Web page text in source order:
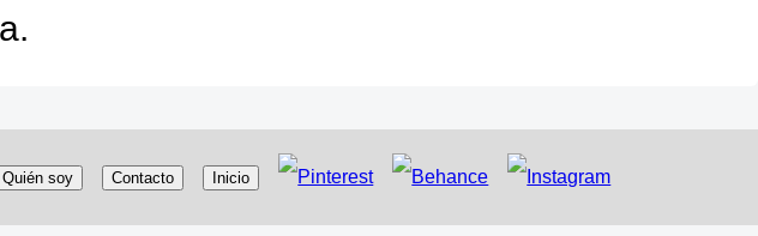
cascada río Nervión, Delika,
Quién soy Contacto Inicio